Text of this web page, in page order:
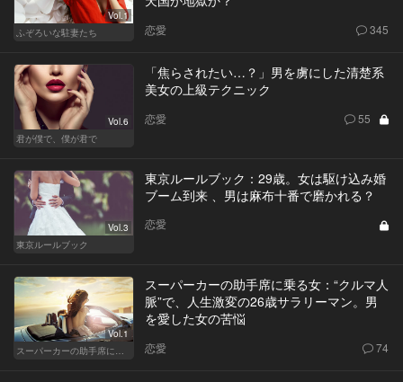
Vol.1
ふぞろいな駐妻たち
恋愛 345
Vol.6
君が僕で、僕が君で
「焦らされたい…？」男を虜にした清楚系
美女の上級テクニック
恋愛 55
Vol.3
東京ルールブック
東京ルールブック：29歳。女は駆け込み婚
ブーム到来 、男は麻布十番で磨かれる？
恋愛
Vol.1
スーパーカーの助手席に乗る女：“クルマ人
脈”で、人生激変の26歳サラリーマン。男
を愛した女の苦悩
恋愛 74